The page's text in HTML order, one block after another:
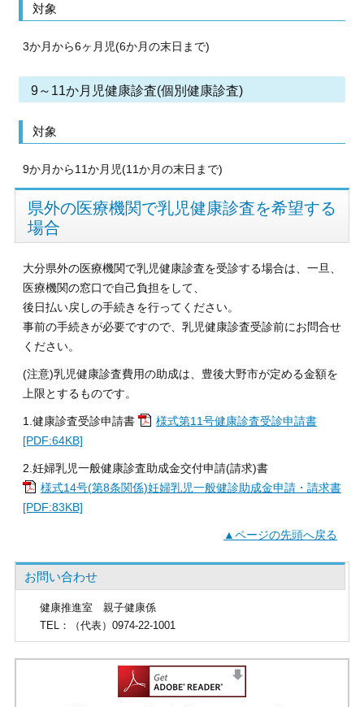
対象
3か月から6ヶ月児(6か月の末日まで)
9～11か月児健康診査(個別健康診査)
対象
9か月から11か月児(11か月の末日まで)
県外の医療機関で乳児健康診査を希望する
場合
大分県外の医療機関で乳児健康診査を受診する場合は、一旦、
医療機関の窓口で自己負担をして、
後日払い戻しの手続きを行ってください。
事前の手続きが必要ですので、乳児健康診査受診前にお問合せ
ください。
(注意)乳児健康診査費用の助成は、豊後大野市が定める金額を
上限とするものです。
1.健康診査受診申請書
様式第11号健康診査受診申請書
[PDF:64KB]
2.妊婦乳児一般健康診査助成金交付申請(請求)書
様式14号(第8条関係)妊婦乳児一般健診助成金申請・請求書
[PDF:83KB]
▲ページの先頭へ戻る
お問い合わせ
健康推進室
親子健康係
TEL：（代表）0974-22-1001